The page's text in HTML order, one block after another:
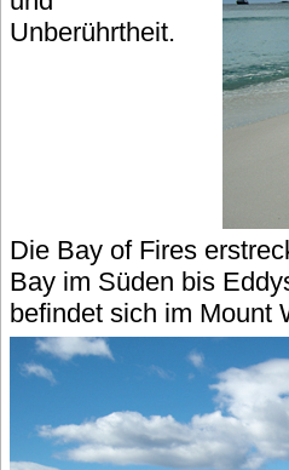
Unberührtheit.
Die Bay of Fires
Bay im Süden bis
befindet sich im Mount